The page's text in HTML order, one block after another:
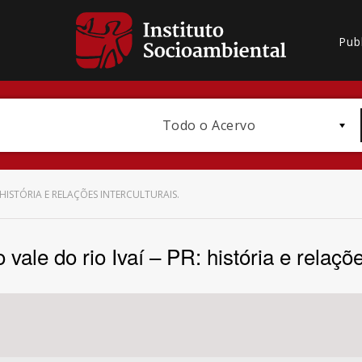
Todo o Acervo
E RELAÇÕES INTERCULTURAIS.
vale do rio Ivaí – PR: história e